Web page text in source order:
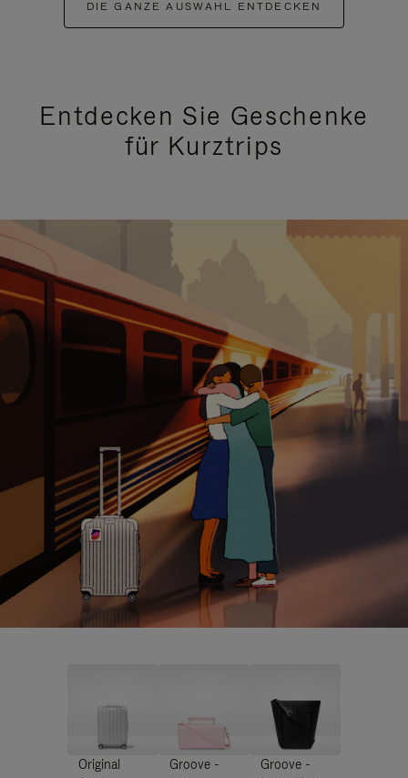
DIE GANZE AUSWAHL ENTDECKEN
Entdecken Sie Geschenke
für Kurztrips
Original
Groove -
Groove -